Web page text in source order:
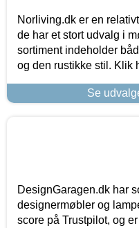
Norliving.dk er en
de har et stort udvalg i
sortiment indeholder
og den rustikke stil. Klik
Se
DesignGaragen.dk har
designermøbler og
score på Trustpilot, og